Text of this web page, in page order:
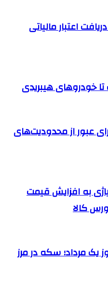
اعتبار مالیاتی
خودروهای هیبریدی
عبور از محدودیت‌های
به افزایش قیمت
کالا
مرداد؛ سکه در مرز